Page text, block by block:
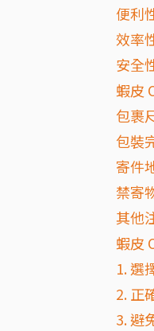
便利
效率
安全
蝦皮
包裹
包裝
寄件
禁寄
其他
蝦皮
1. 選
2. 正
3. 避